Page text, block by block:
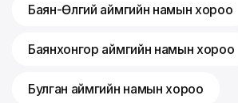
Баян-Өлгий аймгийн намын хороо
Баянхонгор аймгийн намын хороо
Булган аймгийн намын хороо